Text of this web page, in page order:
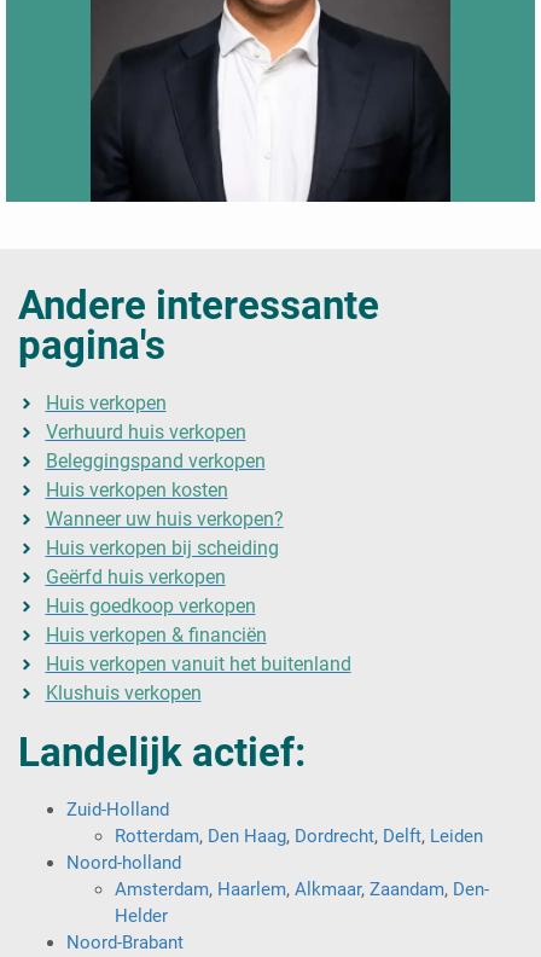
Andere interessante
pagina's
Huis verkopen
Verhuurd huis verkopen
Beleggingspand verkopen
Huis verkopen kosten
Wanneer uw huis verkopen?
Huis verkopen bij scheiding
Geërfd huis verkopen
Huis goedkoop verkopen
Huis verkopen & financiën
Huis verkopen vanuit het buitenland
Klushuis verkopen
Landelijk actief:
Zuid-Holland
Rotterdam, Den Haag, Dordrecht, Delft, Leiden
Noord-holland
Amsterdam, Haarlem, Alkmaar, Zaandam, Den-
Helder
Noord-Brabant